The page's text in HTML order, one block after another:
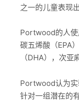
之一的儿童表现
Portwood的人
碳五烯酸（EPA
（DHA），次亚
Portwood认为实
针对一组潜在的